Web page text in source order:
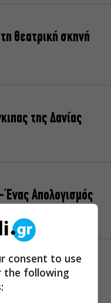
θεατρική σκηνή
της Δανίας
Απολογισμός
consent to use
the following